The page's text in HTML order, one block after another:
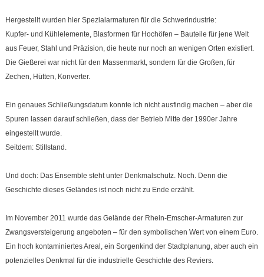
Hergestellt wurden hier Spezialarmaturen für die Schwerindustrie:
Kupfer- und Kühlelemente, Blasformen für Hochöfen – Bauteile für jene Welt
aus Feuer, Stahl und Präzision, die heute nur noch an wenigen Orten existiert.
Die Gießerei war nicht für den Massenmarkt, sondern für die Großen, für
Zechen, Hütten, Konverter.
Ein genaues Schließungsdatum konnte ich nicht ausfindig machen – aber die
Spuren lassen darauf schließen, dass der Betrieb Mitte der 1990er Jahre
eingestellt wurde.
Seitdem: Stillstand.
Und doch: Das Ensemble steht unter Denkmalschutz. Noch. Denn die
Geschichte dieses Geländes ist noch nicht zu Ende erzählt.
Im November 2011 wurde das Gelände der Rhein-Emscher-Armaturen zur
Zwangsversteigerung angeboten – für den symbolischen Wert von einem Euro.
Ein hoch kontaminiertes Areal, ein Sorgenkind der Stadtplanung, aber auch ein
potenzielles Denkmal für die industrielle Geschichte des Reviers.